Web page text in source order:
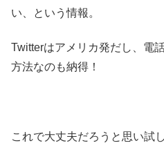
い、という情報。
Twitterはアメリカ発だし、電
方法なのも納得！
これで大丈夫だろうと思い試